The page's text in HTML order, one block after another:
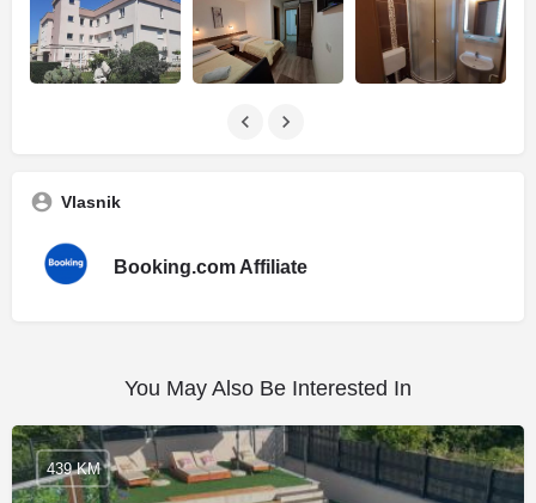
Vlasnik
Booking.com Affiliate
You May Also Be Interested In
439 KM